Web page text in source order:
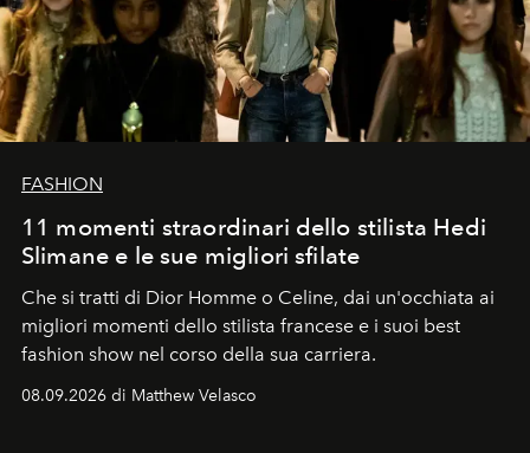
FASHION
11 momenti straordinari dello stilista Hedi
Slimane e le sue migliori sfilate
Che si tratti di Dior Homme o Celine, dai un'occhiata ai
migliori momenti dello stilista francese e i suoi best
fashion show nel corso della sua carriera.
08.09.2026 di Matthew Velasco